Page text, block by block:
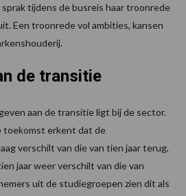
sprak tijdens de busreis haar troonrede
Een troonrede vol ambities, kansen
de transitie
aan de transitie ligt bij de sector.
toekomst erkent dat de
verschilt van die van tien jaar terug,
jaar weer verschilt van die van
uit de studiegroepen zien dit als